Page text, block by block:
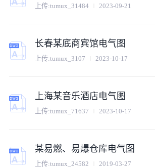
上传:tumux_31484 2023-09-21
长春某底商宾馆电气图
上传:tumux_3107 2023-10-17
上海某音乐酒店电气图
上传:tumux_71637 2023-10-17
某易燃、易爆仓库电气图
上传:tumux_24582 2019-03-27